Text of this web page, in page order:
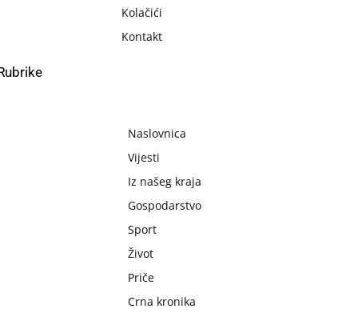
Kolačići
Kontakt
Naslovnica
Vijesti
Iz našeg kraja
Gospodarstvo
Sport
Život
Priče
Crna kronika